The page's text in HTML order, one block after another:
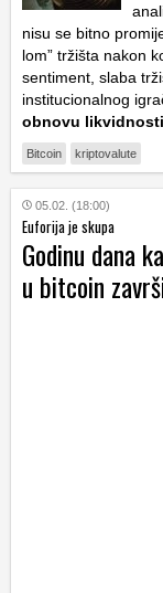
nisu se bitno
lom” tržišta nakon
sentiment, slaba
institucionalnog
obnovu likvidnosti
Bitcoin kriptovalute
05.02. (18:00)
Euforija je skupa
Godinu dana
u bitcoin